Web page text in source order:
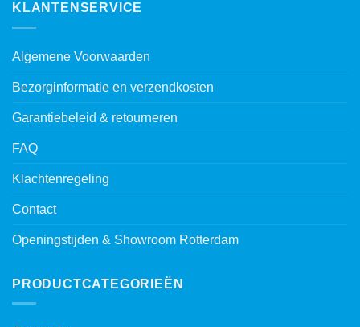
KLANTENSERVICE
Algemene Voorwaarden
Bezorginformatie en verzendkosten
Garantiebeleid & retourneren
FAQ
Klachtenregeling
Contact
Openingstijden & Showroom Rotterdam
PRODUCTCATEGORIEËN